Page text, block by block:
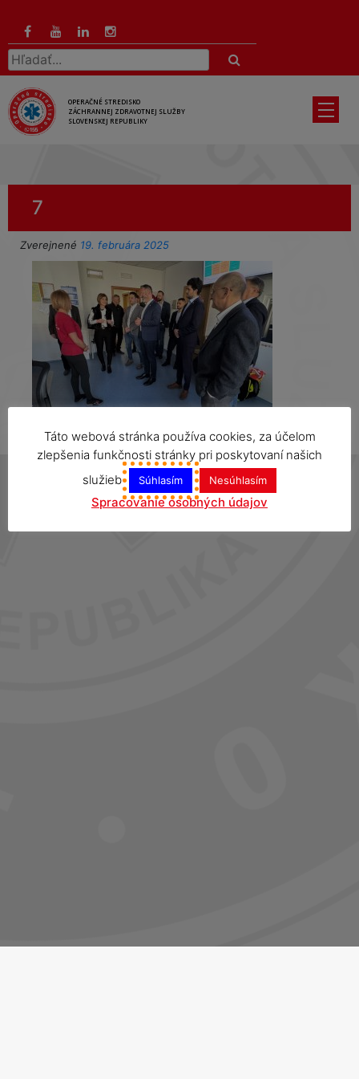
hlavný
obsah
Hľadať:
OPERAČNÉ STREDISKO
ZÁCHRANNEJ ZDRAVOTNEJ SLUŽBY
SLOVENSKEJ REPUBLIKY
7
Zverejnené 19. februára 2025
Táto webová stránka používa cookies, za účelom
zlepšenia funkčnosti stránky pri poskytovaní našich
služieb
Súhlasím Nesúhlasím
Spracovanie osobných údajov